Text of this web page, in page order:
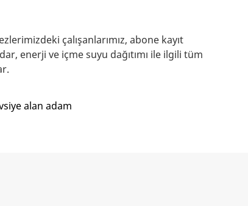
çalışanlarımız, abone kayıt
enerji ve içme suyu dağıtımı ile ilgili tüm